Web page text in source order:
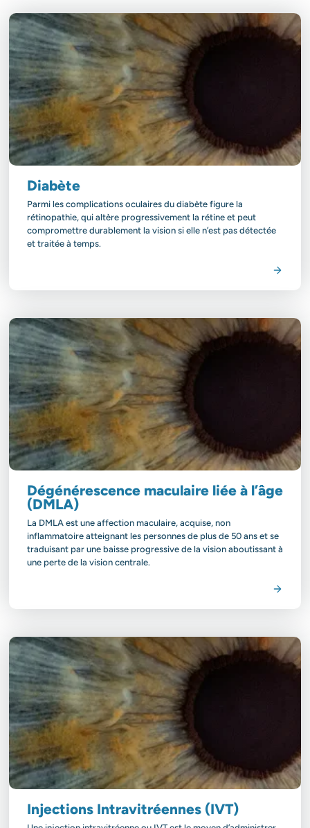
Diabète
Parmi les complications oculaires du diabète figure la
rétinopathie, qui altère progressivement la rétine et peut
compromettre durablement la vision si elle n’est pas détectée
et traitée à temps.
Dégénérescence maculaire liée à l’âge
(DMLA)
La DMLA est une affection maculaire, acquise, non
inflammatoire atteignant les personnes de plus de 50 ans et se
traduisant par une baisse progressive de la vision aboutissant à
une perte de la vision centrale.
Injections Intravitréennes (IVT)